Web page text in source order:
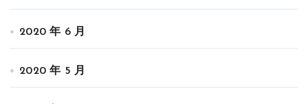
2020 年 6 月
2020 年 5 月